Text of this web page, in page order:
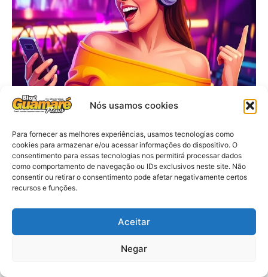
Nós usamos cookies
Para fornecer as melhores experiências, usamos tecnologias como
cookies para armazenar e/ou acessar informações do dispositivo. O
consentimento para essas tecnologias nos permitirá processar dados
como comportamento de navegação ou IDs exclusivos neste site. Não
consentir ou retirar o consentimento pode afetar negativamente certos
recursos e funções.
Aceitar
Negar